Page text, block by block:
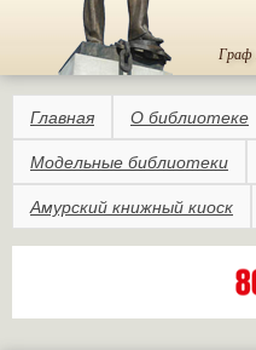
Граф
Главная О библиотеке
Модельные библиотеки
Амурский книжный киоск